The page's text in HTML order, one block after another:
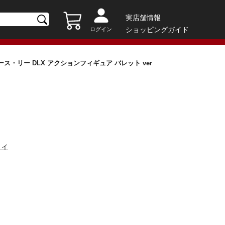
ログイン
実店舗情報
ショッピングガイド
ス・リー DLX アクションフィギュア バレット ver